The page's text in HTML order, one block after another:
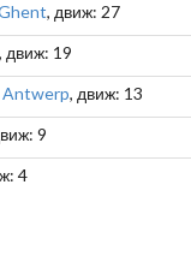
, движ: 27
, движ: 19
Antwerp, движ: 13
9
4